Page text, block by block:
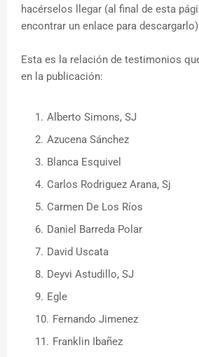
hacérselos llegar (al final de esta
encontrar un enlace para
Esta es la relación de testimonios
en la publicación:
Alberto Simons, SJ
Azucena Sánchez
Blanca Esquivel
Carlos Rodriguez Arana, Sj
Carmen De Los Ríos
Daniel Barreda Polar
David Uscata
Deyvi Astudillo, SJ
Egle
Fernando Jimenez
Franklin Ibañez